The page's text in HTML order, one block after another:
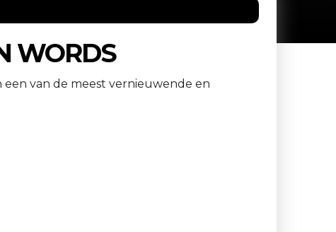
WORDS
van de meest vernieuwende en